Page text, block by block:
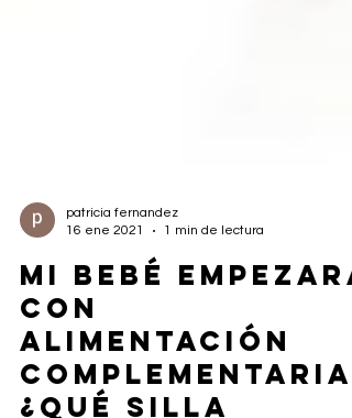
MI BEBÉ EMPEZARÁ
CON
ALIMENTACIÓN
COMPLEMENTARIA.